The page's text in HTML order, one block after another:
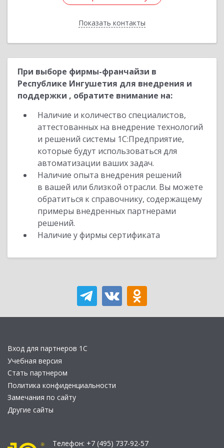
Показать контакты
Назад
При выборе фирмы-франчайзи в
Республике Ингушетия для внедрения и
поддержки , обратите внимание на:
Наличие и количество специалистов,
аттестованных на внедрение технологий
и решений системы 1С:Предприятие,
которые будут использоваться для
автоматизации ваших задач.
Наличие опыта внедрения решений
в вашей или близкой отрасли. Вы можете
обратиться к справочнику, содержащему
примеры внедренных партнерами
решений.
Наличие у фирмы сертификата
Вход для партнеров 1С
Учебная версия
Стать партнером
Политика конфиденциальности
Замечания по сайту
Другие сайты
Телефон: +7 (495) 737-92-57